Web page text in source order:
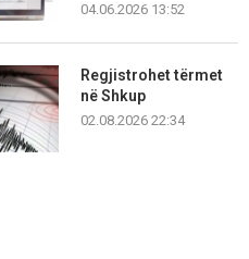
04.06.2026 13:52
Regjistrohet tërmet
në Shkup
02.08.2026 22:34